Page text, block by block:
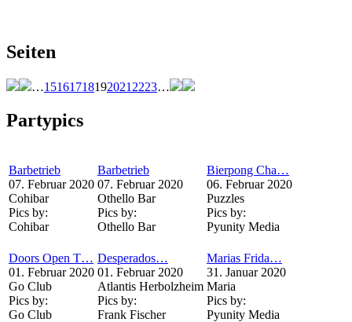
Seiten
…15161718192021 2223…
Partypics
Barbetrieb
07. Februar 2020
Cohibar
Pics by:
Cohibar
Barbetrieb
07. Februar 2020
Othello Bar
Pics by:
Othello Bar
Bierpong Cha…
06. Februar 2020
Puzzles
Pics by:
Pyunity Media
Doors Open T…
01. Februar 2020
Go Club
Pics by:
Go Club
Desperados…
01. Februar 2020
Atlantis Herbolzheim
Pics by:
Frank Fischer
Marias Frida…
31. Januar 2020
Maria
Pics by:
Pyunity Media